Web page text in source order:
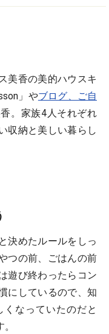
美香の美的ハウスキ
」やブログ、ご自
。家族4人それぞれ
収納と美しい暮らし
決めたルールをしっ
つの前、ごはんの前
遊び終わったらコン
にしているので、知
なっていたのだと